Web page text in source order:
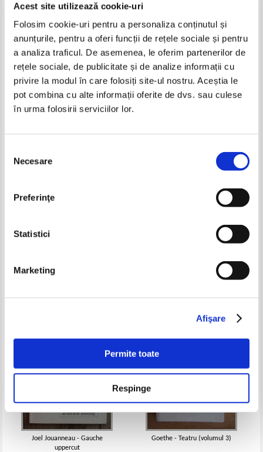
Acest site utilizează cookie-uri
Folosim cookie-uri pentru a personaliza conținutul și
anunțurile, pentru a oferi funcții de rețele sociale și pentru
a analiza traficul. De asemenea, le oferim partenerilor de
rețele sociale, de publicitate și de analize informații cu
privire la modul în care folosiți site-ul nostru. Aceștia le
pot combina cu alte informații oferite de dvs. sau culese
în urma folosirii serviciilor lor.
consimțământului
Necesare
Preferinţe
Statistici
Marketing
Afişare
Permite toate
Respinge
Corneille - Cinna. Tragedie
(1933)
Pret:10,00Lei 7,00 Lei
Adaugă în coș
Shakespeare - Romeo si Julieta
Pret:14,00Lei 7,00 Lei
Adaugă în coș
Adaugă în coș
Arthur Kopit - Descoperirea
Lei
Joel Jouanneau - Gauche
uppercut
Goethe - Teatru (volumul 3)